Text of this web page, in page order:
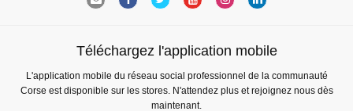
Téléchargez l'application mobile
L'application mobile du réseau social professionnel de la communauté
Corse est disponible sur les stores. N'attendez plus et rejoignez nous dès
maintenant.